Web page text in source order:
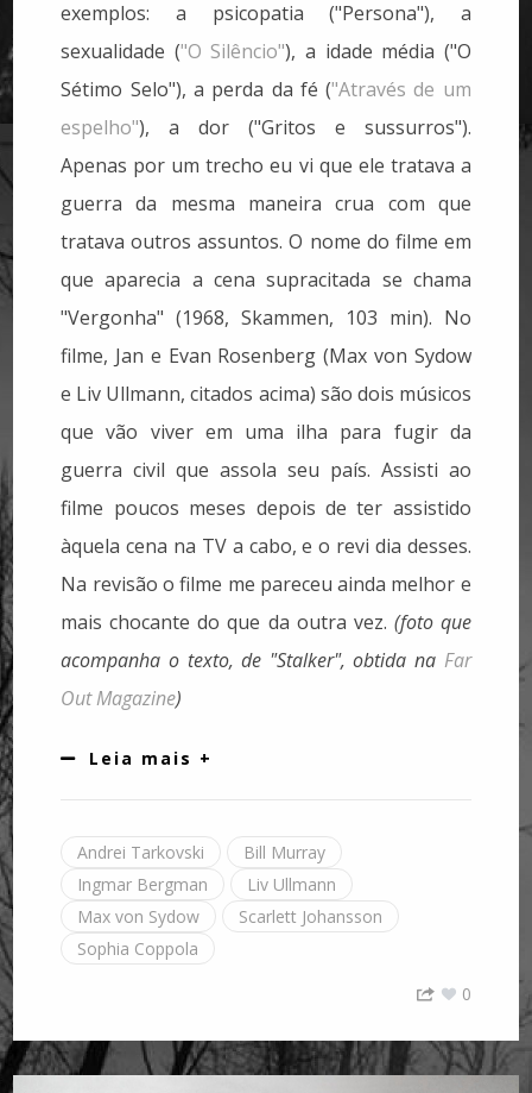
exemplos: a psicopatia ("Persona"), a
sexualidade ("O Silêncio"), a idade média ("O
Sétimo Selo"), a perda da fé ("Através de um
espelho"), a dor ("Gritos e sussurros").
Apenas por um trecho eu vi que ele tratava a
guerra da mesma maneira crua com que
tratava outros assuntos. O nome do filme em
que aparecia a cena supracitada se chama
"Vergonha" (1968, Skammen, 103 min). No
filme, Jan e Evan Rosenberg (Max von Sydow
e Liv Ullmann, citados acima) são dois músicos
que vão viver em uma ilha para fugir da
guerra civil que assola seu país. Assisti ao
filme poucos meses depois de ter assistido
àquela cena na TV a cabo, e o revi dia desses.
Na revisão o filme me pareceu ainda melhor e
mais chocante do que da outra vez. (foto que
acompanha o texto, de "Stalker", obtida na Far
Out Magazine)
Leia mais +
Andrei Tarkovski
Bill Murray
Ingmar Bergman
Liv Ullmann
Max von Sydow
Scarlett Johansson
Sophia Coppola
0